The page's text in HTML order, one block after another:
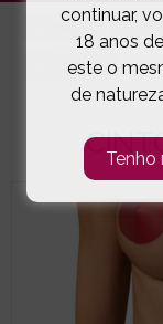
OBSESSIVE
continuar,
18 anos
este o
de
Tenho